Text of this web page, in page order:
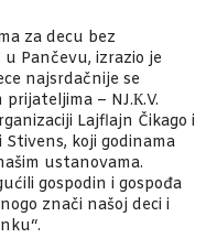
za decu bez
Pančevu, izrazio je
najsrdačnije se
– NJ.К.V.
Lajflajn Čikago i
Stivens, koji godinama
ustanovama.
gospodin i gospođa
znači našoj deci i